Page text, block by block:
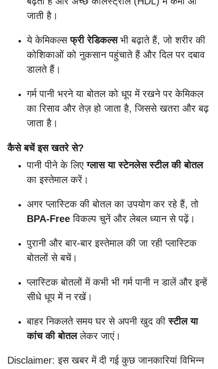
जाती है।
ये केमिकल्सफ्री रेडिकल्सभी बढ़ाते हैं, जो शरीर की
कोशिकाओं को नुकसान पहुंचाते हैं और दिल पर दबाव
डालते हैं।
गर्म पानी भरने या बोतल को धूप में रखने पर केमिकल
का रिसाव और तेज़ हो जाता है, जिससे खतरा और बढ़
जाता है।
कैसे बचें इस खतरे से?
पानी पीने के लिएग्लास या स्टेनलेस स्टील की बोतल
का इस्तेमाल करें।
अगर प्लास्टिक की बोतल का उपयोग कर रहे हैं, तो
BPA-Free विकल्प चुनें और लेबल ध्यान से पढ़ें।
पुरानी और बार-बार इस्तेमाल की जा रही प्लास्टिक
बोतलों से बचें।
प्लास्टिक बोतलों में कभी भी गर्म पानी न डालें और इन्हें
सीधे धूप में न रखें।
बाहर निकलते समय घर से अपनी खुद कीस्टील या
कांच की बोतललेकर जाएं।
Disclaimer: इस खबर में दी गई कुछ जानकारियां विभिन्न